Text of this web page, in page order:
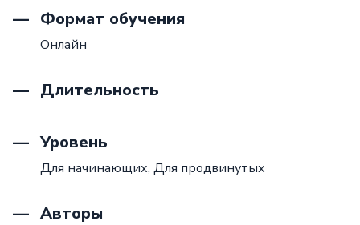
Формат обучения
Онлайн
Длительность
Уровень
Для начинающих, Для продвинутых
Авторы